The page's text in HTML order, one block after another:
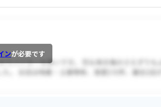
ンが必要です